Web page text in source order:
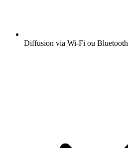
Diffusion via Wi-Fi ou Bluetooth